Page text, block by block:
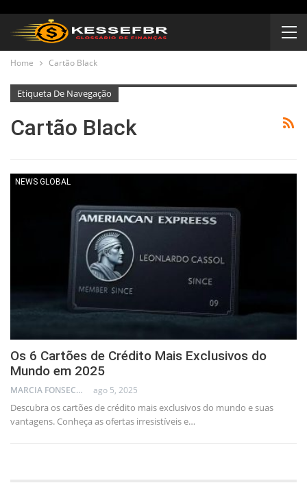
Home Cartão Black
Etiqueta De Navegação
Cartão Black
NEWS GLOBAL
Os 6 Cartões de Crédito Mais Exclusivos do
Mundo em 2025
MARCIA FONSECA - FINANCIAL CONSULTANT ago 5, 2025
Descubra os cartões de crédito mais exclusivos do mundo e suas
vantagens. Conheça as ofertas irresistíveis e…